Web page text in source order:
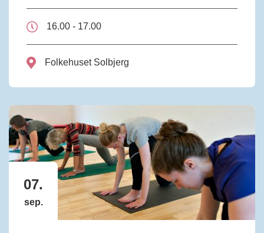
16.00 - 17.00
Folkehuset Solbjerg
07.
sep.